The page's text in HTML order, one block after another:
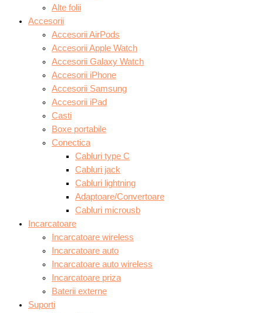
Alte folii
Accesorii
Accesorii AirPods
Accesorii Apple Watch
Accesorii Galaxy Watch
Accesorii iPhone
Accesorii Samsung
Accesorii iPad
Casti
Boxe portabile
Conectica
Cabluri type C
Cabluri jack
Cabluri lightning
Adaptoare/Convertoare
Cabluri microusb
Incarcatoare
Incarcatoare wireless
Incarcatoare auto
Incarcatoare auto wireless
Incarcatoare priza
Baterii externe
Suporti